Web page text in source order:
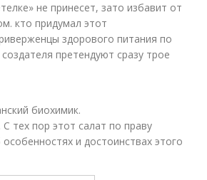
не принесет, зато избавит от
кто придумал этот
здорового питания по
претендуют сразу трое
биохимик.
тех пор этот салат по праву
и достоинствах этого